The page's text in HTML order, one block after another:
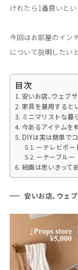
を依頼できるサービ
コーディネートでご
ます。
友
けれたら1番良いと
今回はお部屋のイン
について説明したい
目次
安いお店、ウェブ
家具を兼用すると
ミニマリストな暮
今あるアイテムを
DIYは実は簡単で
ーテレビボー
ーテーブルー
絵画は思いきって
安いお店、ウェ